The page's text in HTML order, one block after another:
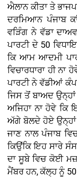
ਐਲਾਨ ਕੀਤਾ ਤੇ
ਦਰਮਿਆਨ ਪੰਜਾਬ
ਵੜਿੰਗ ਨੇ ਵੱਡਾ
ਪਾਰਟੀ ਦੇ 50
ਕਿ ਆਮ ਆਦਮੀ
ਵਿਚਾਰਧਾਰਾ ਹੀ
ਪਾਰਟੀ ਨੇ ਵੱਡੀਆਂ
ਜਿਸ ਤੋਂ ਬਾਅਦ
ਅਜਿਹਾ ਨਾ ਹੋਵੇ ਕਿ
ਅੱਗੇ ਬੋਲਦੇ ਹੋਏ ਉਨ੍ਹਾਂ
ਜਾਣ ਨਾਲ ਪੰਜਾਬ
ਕਿਉਂਕਿ ਇਹ ਸਾਰੇ
ਦਾ ਸੂਬੇ ਵਿਚ ਕੋਈ
ਮੈਂਬਰ ਹਨ, ਕੱਲ੍ਹ ਨੂੰ